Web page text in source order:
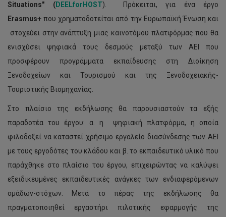
Situations" (DEELforHOST). Πρόκειται, για ένα έργο
Erasmus+ που χρηματοδοτείται από την Ευρωπαϊκή Ένωση και
στοχεύει στην ανάπτυξη μιας καινοτόμου πλατφόρμας που θα
ενισχύσει ψηφιακά τους δεσμούς μεταξύ των ΑΕΙ που
προσφέρουν προγράμματα εκπαίδευσης στη Διοίκηση
Ξενοδοχείων και Τουρισμού και της Ξενοδοχειακής-
Τουριστικής Βιομηχανίας.
Στο πλαίσιο της εκδήλωσης θα παρουσιαστούν τα εξής
παραδοτέα του έργου: α. η ψηφιακή πλατφόρμα, η οποία
φιλοδοξεί να καταστεί χρήσιμο εργαλείο διασύνδεσης των ΑΕΙ
με τους εργοδότες του κλάδου και β. το εκπαιδευτικό υλικό που
παράχθηκε στο πλαίσιο του έργου, επιχειρώντας να καλύψει
εξειδικευμένες εκπαιδευτικές ανάγκες των ενδιαφερόμενων
ομάδων-στόχων. Μετά το πέρας της εκδήλωσης θα
πραγματοποιηθεί εργαστήρι πιλοτικής εφαρμογής της